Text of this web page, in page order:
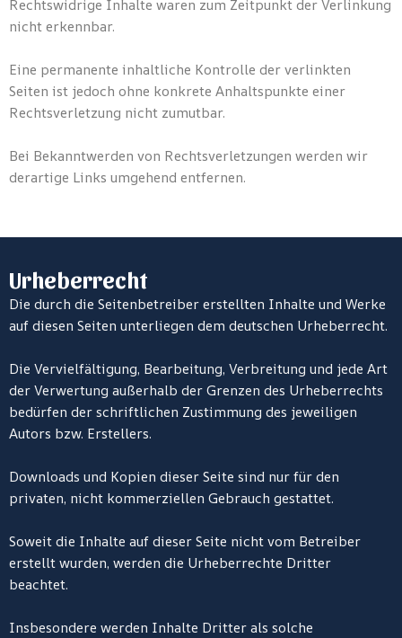
Rechtswidrige Inhalte waren zum Zeitpunkt der Verlinkung
nicht erkennbar.
Eine permanente inhaltliche Kontrolle der verlinkten
Seiten ist jedoch ohne konkrete Anhaltspunkte einer
Rechtsverletzung nicht zumutbar.
Bei Bekanntwerden von Rechtsverletzungen werden wir
derartige Links umgehend entfernen.
Urheberrecht
Die durch die Seitenbetreiber erstellten Inhalte und Werke
auf diesen Seiten unterliegen dem deutschen Urheberrecht.
Die Vervielfältigung, Bearbeitung, Verbreitung und jede Art
der Verwertung außerhalb der Grenzen des Urheberrechts
bedürfen der schriftlichen Zustimmung des jeweiligen
Autors bzw. Erstellers.
Downloads und Kopien dieser Seite sind nur für den
privaten, nicht kommerziellen Gebrauch gestattet.
Soweit die Inhalte auf dieser Seite nicht vom Betreiber
erstellt wurden, werden die Urheberrechte Dritter
beachtet.
Insbesondere werden Inhalte Dritter als solche